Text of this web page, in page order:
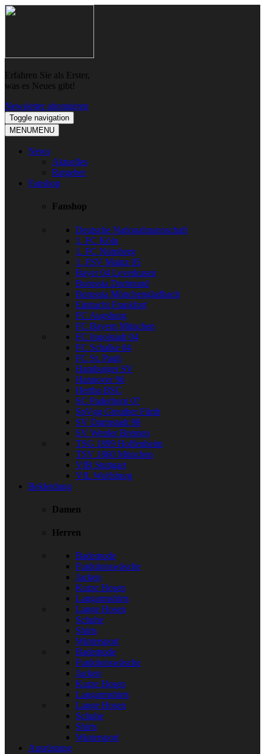
Skip
Skip
Erfahren Sie als Erster,
was es Neues gibt!
Newsletter abonnieren
Toggle navigation
MENUMENU
News
Aktuelles
Ratgeber
Fanshop
Fanshop
Deutsche Nationalmannschaft
1. FC Köln
1. FC Nürnberg
1. FSV Mainz 05
Bayer 04 Leverkusen
Borussia Dortmund
Borussia Mönchengladbach
Eintracht Frankfurt
FC Augsburg
FC Bayern München
FC Ingolstadt 04
FC Schalke 04
FC St. Pauli
Hamburger SV
Hannover 96
Hertha BSC
SC Paderborn 07
SpVgg Greuther Fürth
SV Darmstadt 98
SV Werder Bremen
TSG 1899 Hoffenheim
TSV 1860 München
VfB Stuttgart
VfL Wolfsburg
Bekleidung
Damen
Herren
Bademode
Funktionswäsche
Jacken
Kurze Hosen
Langarmshirts
Lange Hosen
Schuhe
Shirts
Wintersport
Bademode
Funktionswäsche
Jacken
Kurze Hosen
Langarmshirts
Lange Hosen
Schuhe
Shirts
Wintersport
Ausrüstung